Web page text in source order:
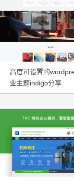
高度可设置的
业主题indigo分享